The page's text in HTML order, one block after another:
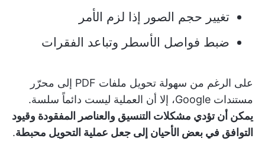
تغيير حجم الصور إذا لزم الأمر
ضبط فواصل الأسطر وتباعد الفقرات
على الرغم من سهولة تحويل ملفات PDF إلى محرّر
مستندات Google، إلا أن العملية ليست دائماً سلسة.
يمكن أن تؤدي مشكلات التنسيق والعناصر المفقودة وقيود
التوافق في بعض الأحيان إلى جعل عملية التحويل محبطة.